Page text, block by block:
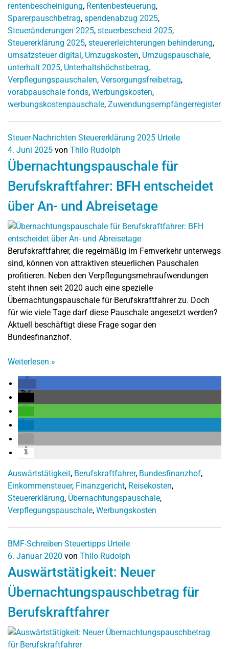
rentenbescheinigung, Rentenbesteuerung,
Sparerpauschbetrag, spendenabzug 2025,
Steueränderungen 2025, steuerbescheid 2025,
Steuererklärung 2025, steuererleichterungen behinderung,
umsatzsteuer digital, Umzugskosten, Umzugspauschale,
unterhalt 2025, Unterhaltshöchstbetrag,
Verpflegungspauschalen, Versorgungsfreibetrag,
vorabpauschale fonds, Werbungskosten,
werbungskostenpauschale, Zuwendungsempfängerregister
Steuer-Nachrichten Steuererklärung 2025 Urteile
4. Juni 2025 von Thilo Rudolph
Übernachtungspauschale für
Berufskraftfahrer: BFH entscheidet
über An- und Abreisetage
Berufskraftfahrer, die regelmäßig im Fernverkehr unterwegs
sind, können von attraktiven steuerlichen Pauschalen
profitieren. Neben den Verpflegungsmehraufwendungen
steht ihnen seit 2020 auch eine spezielle
Übernachtungspauschale für Berufskraftfahrer zu. Doch
für wie viele Tage darf diese Pauschale angesetzt werden?
Aktuell beschäftigt diese Frage sogar den
Bundesfinanzhof.
Weiterlesen »
Auswärtstätigkeit, Berufskraftfahrer, Bundesfinanzhof,
Einkommensteuer, Finanzgericht, Reisekosten,
Steuererklärung, Übernachtungspauschale,
Verpflegungspauschale, Werbungskosten
BMF-Schreiben Steuertipps Urteile
6. Januar 2020 von Thilo Rudolph
Auswärtstätigkeit: Neuer
Übernachtungspauschbetrag für
Berufskraftfahrer